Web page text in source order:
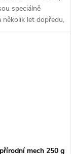
speciálně
několik let dopředu,
žádnou
mech 250 g